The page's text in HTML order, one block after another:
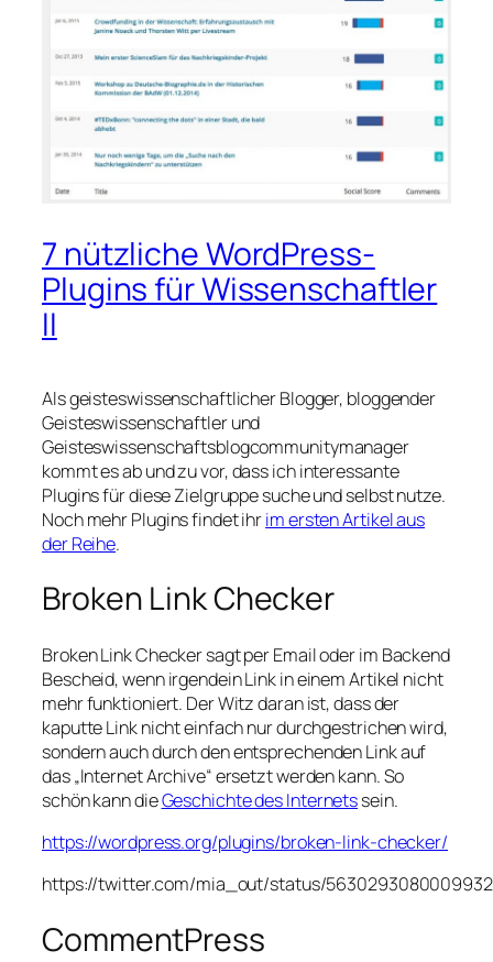
7 nützliche WordPress-
Plugins für Wissenschaftler
II
Als geisteswissenschaftlicher Blogger, bloggender
Geisteswissenschaftler und
Geisteswissenschaftsblogcommunitymanager
kommt es ab und zu vor, dass ich interessante
Plugins für diese Zielgruppe suche und selbst nutze.
Noch mehr Plugins findet ihrim ersten Artikel aus
der Reihe.
Broken Link Checker
Broken Link Checker sagt per Email oder im Backend
Bescheid, wenn irgendein Link in einem Artikel nicht
mehr funktioniert. Der Witz daran ist, dass der
kaputte Link nicht einfach nur durchgestrichen wird,
sondern auch durch den entsprechenden Link auf
das „Internet Archive“ ersetzt werden kann. So
schön kann dieGeschichte des Internetssein.
https://wordpress.org/plugins/broken-link-checker/
https://twitter.com/mia_out/status/
CommentPress